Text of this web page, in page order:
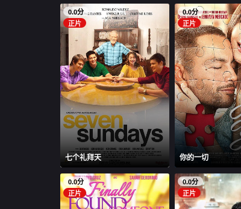
0.0分
正片
七个礼拜天
0.0分
正片
你的一切
0.0分
正片
0.0分
正片